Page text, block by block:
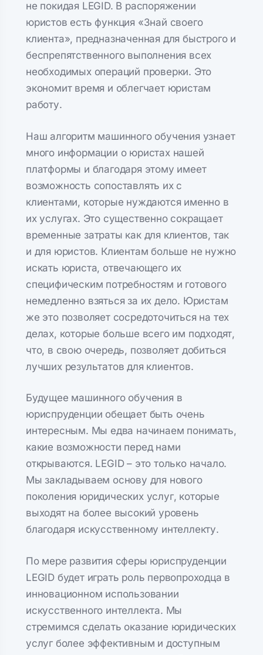
не покидая LEGID. В распоряжении
юристов есть функция «Знай своего
клиента», предназначенная для быстрого и
беспрепятственного выполнения всех
необходимых операций проверки. Это
экономит время и облегчает юристам
работу.
Наш алгоритм машинного обучения узнает
много информации о юристах нашей
платформы и благодаря этому имеет
возможность сопоставлять их с
клиентами, которые нуждаются именно в
их услугах. Это существенно сокращает
временные затраты как для клиентов, так
и для юристов. Клиентам больше не нужно
искать юриста, отвечающего их
специфическим потребностям и готового
немедленно взяться за их дело. Юристам
же это позволяет сосредоточиться на тех
делах, которые больше всего им подходят,
что, в свою очередь, позволяет добиться
лучших результатов для клиентов.
Будущее машинного обучения в
юриспруденции обещает быть очень
интересным. Мы едва начинаем понимать,
какие возможности перед нами
открываются. LEGID – это только начало.
Мы закладываем основу для нового
поколения юридических услуг, которые
выходят на более высокий уровень
благодаря искусственному интеллекту.
По мере развития сферы юриспруденции
LEGID будет играть роль первопроходца в
инновационном использовании
искусственного интеллекта. Мы
стремимся сделать оказание юридических
услуг более эффективным и доступным